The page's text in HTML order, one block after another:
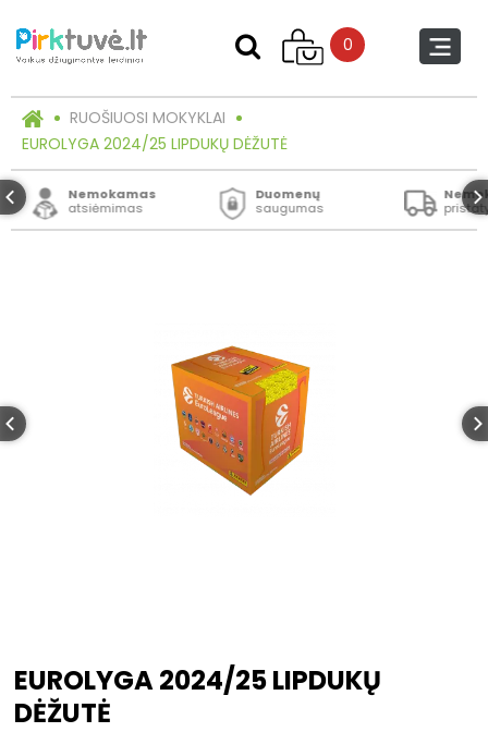
0
RUOŠIUOSI MOKYKLAI
EUROLYGA 2024/25 LIPDUKŲ DĖŽUTĖ
Nemokamas
atsiėmimas
Duomenų
saugumas
EUROLYGA 2024/25 LIPDUKŲ
DĖŽUTĖ